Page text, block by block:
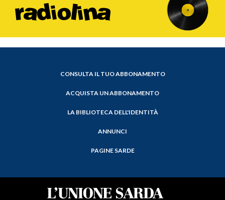
CONSULTA IL TUO ABBONAMENTO
ACQUISTA UN ABBONAMENTO
LA BIBLIOTECA DELL'IDENTITÀ
ANNUNCI
PAGINE SARDE